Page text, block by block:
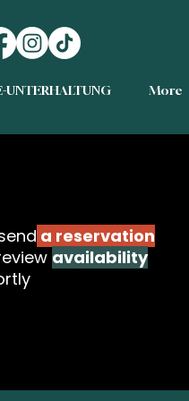
UNTERHALTUNG More
a reservation
availability